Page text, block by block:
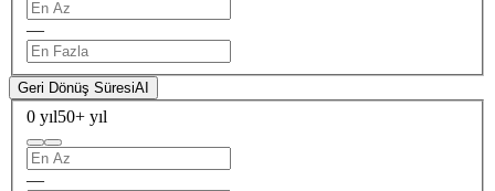
—
Geri Dönüş SüresiAI
0 yıl50+ yıl
—